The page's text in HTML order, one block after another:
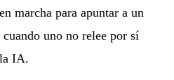
marcha para apuntar a un
uno no relee por sí
IA.